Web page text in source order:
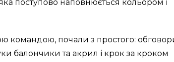
яка поступово наповнюється кольором і
командою, почали з простого:
балончики та акрил і крок за кроком